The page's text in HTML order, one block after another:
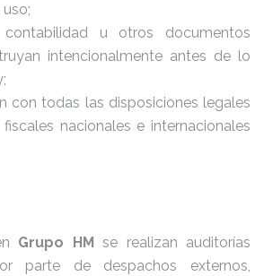
contabilidad u otros documentos
intencionalmente antes de lo
con todas las disposiciones legales
nacionales e internacionales
Grupo HM
se realizan auditorías
parte de despachos externos,